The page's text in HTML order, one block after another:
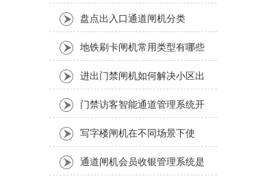
盘点出入口通道闸机分类
地铁刷卡闸机常用类型有哪些
进出门禁闸机如何解决小区出
入口管理问题
门禁访客智能通道管理系统开
启智慧管理模式
写字楼闸机在不同场景下使
用，具体解决方案不同
通道闸机会员收银管理系统是